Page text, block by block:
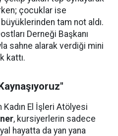
çocuklar ise
tam not aldı.
Derneği Başkanı
sahne alarak verdiği mini
kattı.
El İşleri Atölyesi
, kursiyerlerin sadece
hayatta da yan yana